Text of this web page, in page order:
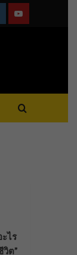
Youtube
ไร
ต”